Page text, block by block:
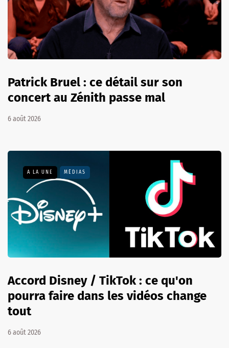
Patrick Bruel : ce détail sur son
concert au Zénith passe mal
6 août 2026
A LA UNE MÉDIAS
Accord Disney / TikTok : ce qu'on
pourra faire dans les vidéos change
tout
6 août 2026